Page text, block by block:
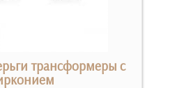
трансформеры с